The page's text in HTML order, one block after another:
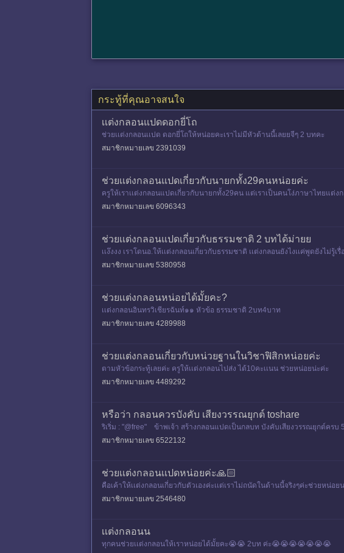
กระทู้ที่คุณอาจสนใจ
เเต่งกลอนแปดดอกยี่โถ
ช่วยเเต่งกลอนเเปด ดอกยี่โถให้หน่อยคะเราไม่มีหัวด้านนี้เลยยจีๆ 2 บทคะ
สมาชิกหมายเลข 2391039
ช่วยเเต่งกลอนแปดเกี่ยวกับนายกทั้ง29คนหน่อยค่ะ
ครูให้เราเเต่งกลอนแปดเกี่ยวกับนายกทั้ง29คน แต่เราเป็นคนโง่ภาษาไทยแ
สมาชิกหมายเลข 6096343
ช่วยเเต่งกลอนแปดเกี่ยวกับธรรมชาติ 2 บทได้ม่ายย
เเง๊งงง เราโดนอ.ให้เเต่งกลอนเกี่ยวกับธรรมชาติ เเต่งกลอนยังไงเเค่พูดยังไม่รู้เรื่
สมาชิกหมายเลข 5380958
ช่วยเเต่งกลอนหน่อยได้มั้ยคะ?
เเต่งกลอนอินทรวิเชียรฉันท์๑๑ หัวข้อ ธรรมชาติ 2บท4บาท
สมาชิกหมายเลข 4289988
ช่วยเเต่งกลอนเกี่ยวกับหน่วยฐานในวิชาฟิสิกหน่อยค่ะ
ตามหัวข้อกระทู้เลยค่ะ ครูให้เเต่งกลอนไปส่ง ได้10คะเเนน ช่วยหน่อยน่ะค่ะ
สมาชิกหมายเลข 4489292
หรือว่า กลอนควรบังคับ เสียงวรรณยุกต์ toshare
ริเริ่ม : "@free" ข้าพเจ้า สร้างกลอนแปดเป็นกลบท บังคับเสียงวรรณยุกต์ค
สมาชิกหมายเลข 6522132
ช่วยเเต่งกลอนเเปดหน่อยค่ะ🙏🏻
คือเค้าให้เเต่งกลอนเกี่ยวกับตัวเองค่ะเเต่เราไม่ถนัดในด้านนี้จริงๆค่ะช่วยห
เริง เป็นค
สมาชิกหมายเลข 2546480
เเต่งกลอนน
ทุกคนช่วยเเต่งกลอนให้เราหน่อยได้มั้ยคะ😭😭 2บท ค่ะ😭😭😭😭😭😭😭